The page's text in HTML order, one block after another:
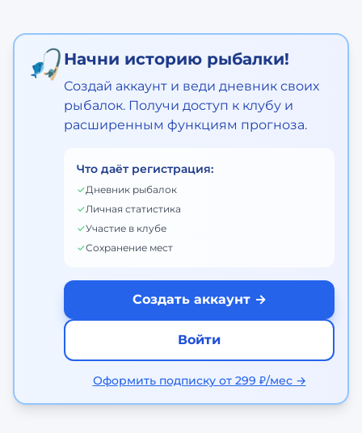
🎣 Начни историю рыбалки!
Создай аккаунт и веди дневник своих
рыбалок. Получи доступ к клубу и
расширенным функциям прогноза.
Что даёт регистрация:
✓Дневник рыбалок
✓Личная статистика
✓Участие в клубе
✓Сохранение мест
Создать аккаунт →
Войти
Оформить подписку от 299 ₽/мес →